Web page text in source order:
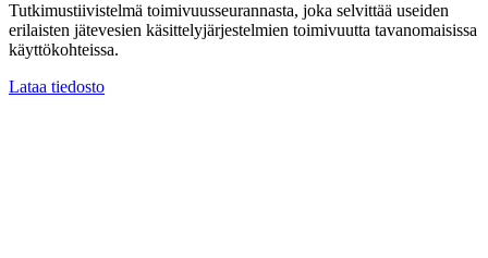
Tutkimustiivistelmä toimivuusseurannasta, joka selvittää useiden
erilaisten jätevesien käsittelyjärjestelmien toimivuutta tavanomaisissa
käyttökohteissa.
Lataa tiedosto